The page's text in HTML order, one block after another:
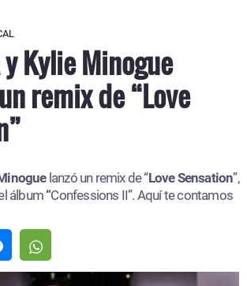
Kylie Minogue
remix de “Love
lanzó un remix de “Love Sensation”,
álbum “Confessions II”. Aquí te contamos